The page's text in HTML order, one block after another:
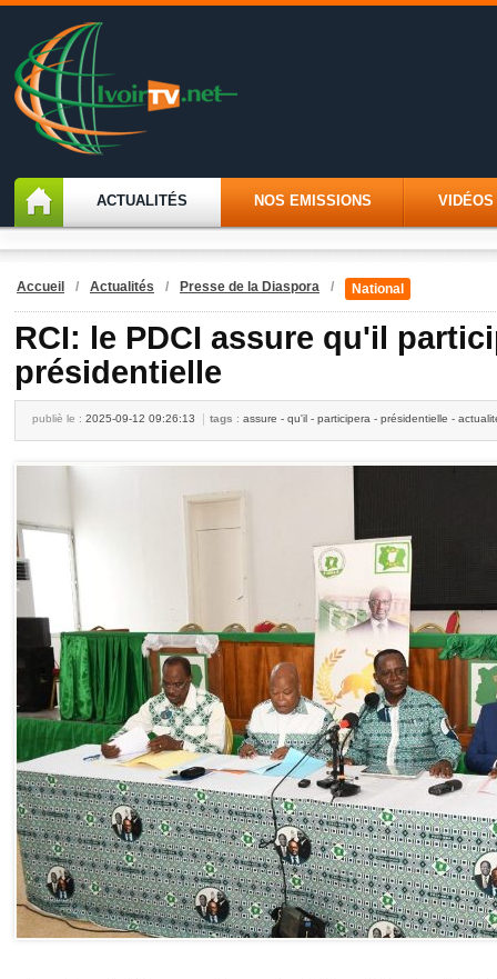
ACTUALITÉS NOS EMISSIONS VIDÉOS
Accueil / Actualités / Presse de la Diaspora / National
RCI: le PDCI assure qu'il
présidentielle
publiè le : 2025-09-12 09:26:13 tags : assure - qu'il - participera - présidentielle -